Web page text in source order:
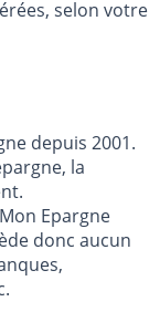
capital entre
selon votre
depuis 2001.
la
Epargne
donc aucun